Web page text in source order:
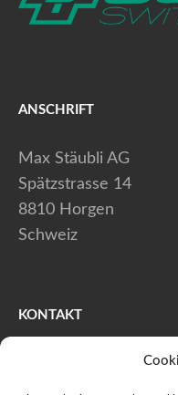
ANSCHRIFT
Max Stäubli AG
Spätzstrasse 14
8810 Horgen
Schweiz
KONTAKT
+41 (0) 44 728 80